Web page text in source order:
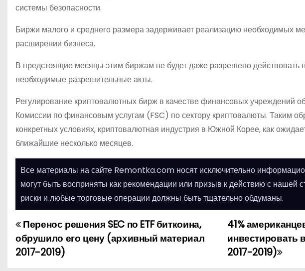
системы безопасности.
Биржи малого и среднего размера задерживает реализацию необходимых
расширении бизнеса.
В предстоящие месяцы этим биржам не будет даже разрешено действовать
необходимые разрешительные акты.
Регулирование криптовалютных бирж в качестве финансовых учреждений
Комиссии по финансовым услугам (FSC) по сектору криптовалюты. Таким
конкретных условиях, криптовалютная индустрия в Южной Корее, как
ближайшие несколько месяцев.
Все материалы на сайте Remontka.com носят исключительно
могут быть восприняты как рекомендации или призыв к действию с нашей
риски и любые торговые операции должны быть тщательно обдуманы.
Н
а
41%
инвестировать
2017-2019)
Перенос решения SEC по ETF биткоина,
обрушило его цену (архивный материал
2017-2019)